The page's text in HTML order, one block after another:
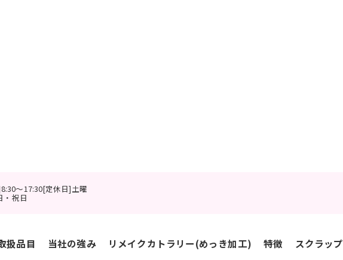
～17:30[定休日]土曜
・祝日
扱品目 当社の強み リメイクカトラリー(めっき加工) 特徴 スクラップ